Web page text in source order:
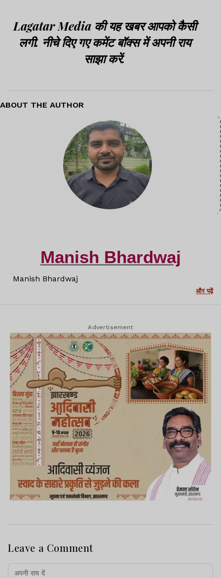
Lagatar Media की यह खबर आपको कैसी
लगी. नीचे दिए गए कमेंट बॉक्स में अपनी राय
साझा करें.
ABOUT THE AUTHOR
Manish Bhardwaj
Manish Bhardwaj
और पढ़ें
Advertisement
Leave a Comment